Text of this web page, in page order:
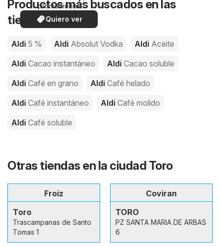
promociones
especiales.
Quiero ver
Productos más buscados en las
tiendas de Aldi
Aldi 5 % Aldi Absolut Vodka Aldi Aceite
Aldi Cacao instantáneo Aldi Cacao soluble
Aldi Café en grano Aldi Café helado
Aldi Café instantáneo Aldi Café molido
Aldi Café soluble
Otras tiendas en la ciudad Toro
Froiz
Toro
Trascampanas de Santo
Tomas 1
Coviran
TORO
PZ SANTA MARIA DE ARBAS
6